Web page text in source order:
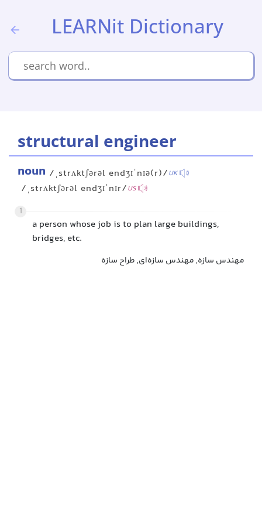
LEARNit Dictionary
structural engineer
noun /ˌstrʌktʃərəl endʒɪˈnɪə(r)/UK
/ˌstrʌktʃərəl endʒɪˈnɪr/US
1
a person whose job is to plan large buildings,
bridges, etc.
مهندس سازه, مهندس سازه‌ای, طراح سازه